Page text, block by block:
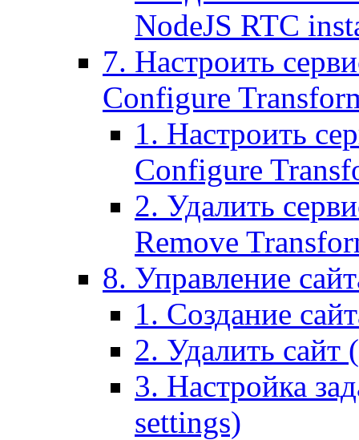
NodeJS RTC
7. Настроить
Configure
1. Настроить
Configure
2. Удалить
Remove
8. Управление
1. Создание
2. Удалить сайт
3. Настройка
settings)